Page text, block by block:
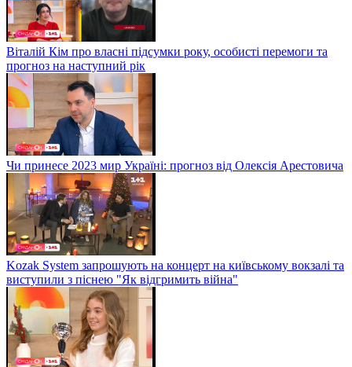
Віталій Кім про власні підсумки року, особисті перемоги та
прогноз на наступний рік
Чи принесе 2023 мир Україні: прогноз від Олексія Арестовича
Kozak System запрошують на концерт на київському вокзалі та
виступили з піснею "Як відгримить війна"